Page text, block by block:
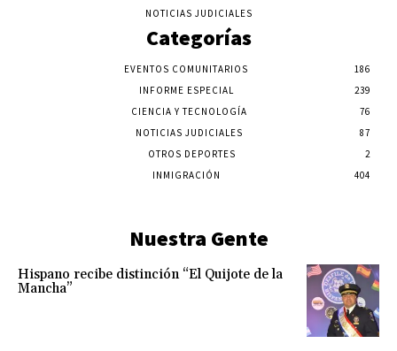
NOTICIAS JUDICIALES
Categorías
EVENTOS COMUNITARIOS
186
INFORME ESPECIAL
239
CIENCIA Y TECNOLOGÍA
76
NOTICIAS JUDICIALES
87
OTROS DEPORTES
2
INMIGRACIÓN
404
Nuestra Gente
Hispano recibe distinción “El Quijote de la
Mancha”